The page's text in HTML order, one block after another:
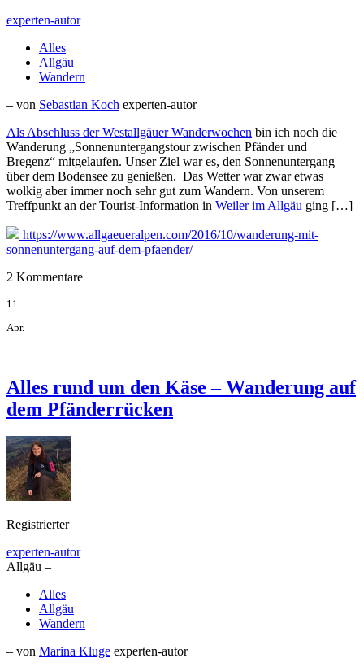
experten-autor
Alles
Allgäu
Wandern
– von Sebastian Koch experten-autor
Als Abschluss derWestallgäuer Wanderwochen bin ich noch die
Wanderung „Sonnenuntergangstour zwischen Pfänder und
Bregenz“ mitgelaufen. Unser Ziel war es, den Sonnenuntergang
über dem Bodensee zu genießen. Das Wetter war zwar etwas
wolkig aber immer noch sehr gut zum Wandern. Von unserem
Treffpunkt an der Tourist-Information in Weiler im Allgäu ging […]
https://www.allgaeueralpen.com/2016/10/wanderung-mit-
sonnenuntergang-auf-dem-pfaender/
2 Kommentare
11.
Apr.
Alles rund um den Käse – Wanderung auf
dem Pfänderrücken
Registrierter
experten-autor
Allgäu –
Alles
Allgäu
Wandern
– von Marina Kluge experten-autor